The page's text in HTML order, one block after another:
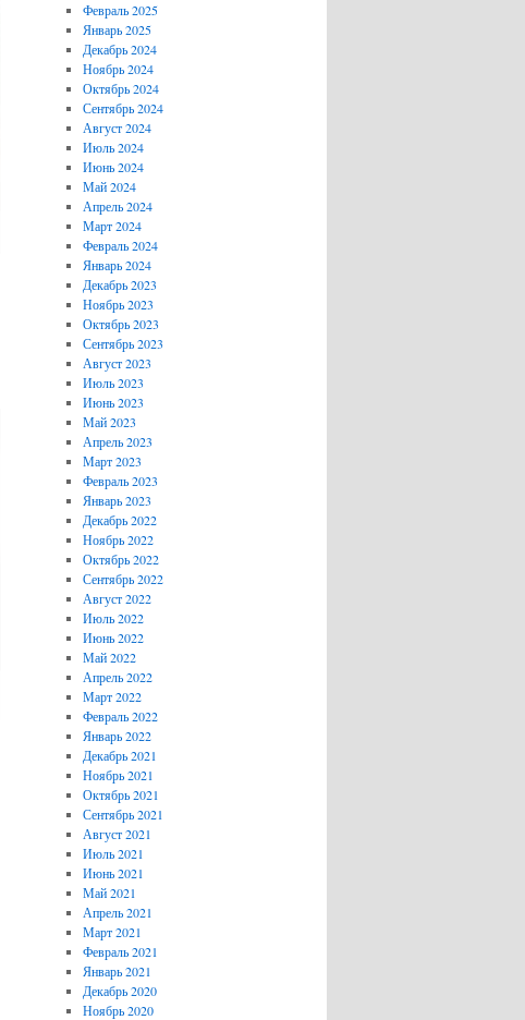
Февраль 2025
Январь 2025
Декабрь 2024
Ноябрь 2024
Октябрь 2024
Сентябрь 2024
Август 2024
Июль 2024
Июнь 2024
Май 2024
Апрель 2024
Март 2024
Февраль 2024
Январь 2024
Декабрь 2023
Ноябрь 2023
Октябрь 2023
Сентябрь 2023
Август 2023
Июль 2023
Июнь 2023
Май 2023
Апрель 2023
Март 2023
Февраль 2023
Январь 2023
Декабрь 2022
Ноябрь 2022
Октябрь 2022
Сентябрь 2022
Август 2022
Июль 2022
Июнь 2022
Май 2022
Апрель 2022
Март 2022
Февраль 2022
Январь 2022
Декабрь 2021
Ноябрь 2021
Октябрь 2021
Сентябрь 2021
Август 2021
Июль 2021
Июнь 2021
Май 2021
Апрель 2021
Март 2021
Февраль 2021
Январь 2021
Декабрь 2020
Ноябрь 2020